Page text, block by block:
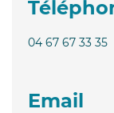
04 67 67 33 35
Email